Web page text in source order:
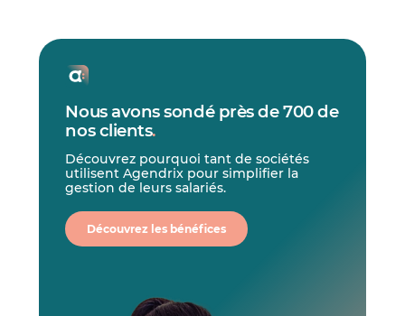
Nous avons sondé près de 700 de
nos clients.
Découvrez pourquoi tant de sociétés
utilisent Agendrix pour simplifier la
gestion de leurs salariés.
Découvrez les bénéfices